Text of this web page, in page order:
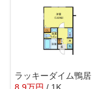
ラッキーダイム鴨居
8.9万円 / 1K